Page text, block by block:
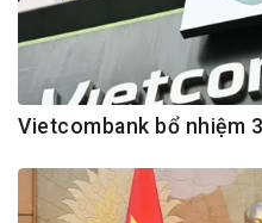
Vietcombank bổ nhiệm